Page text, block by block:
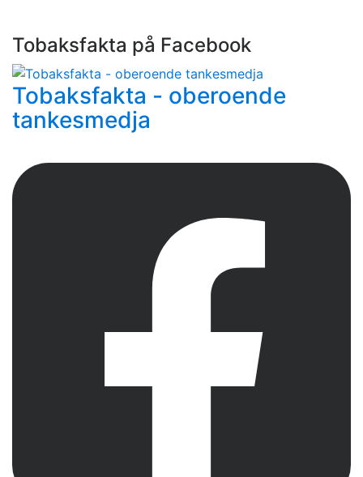
Tobaksfakta på Facebook
Tobaksfakta - oberoende
tankesmedja